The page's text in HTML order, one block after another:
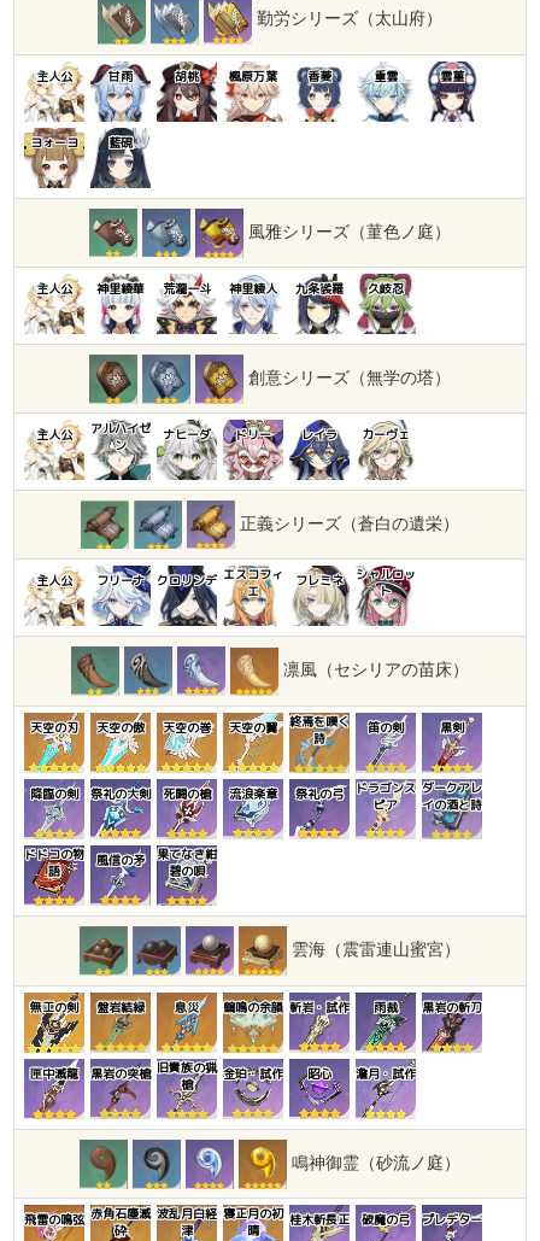
勤労シリーズ（太山府）
主人公 甘雨 胡桃 楓原万葉 香菱 重雲 雲菫
ヨォーヨ 藍硯
風雅シリーズ（菫色ノ庭）
主人公 神里綾華 荒瀧一斗 神里綾人 九条裟羅 久岐忍
創意シリーズ（無学の塔）
主人公
アルハイゼ
ン
ナヒーダ ドリー レイラ カーヴェ
正義シリーズ（蒼白の遺栄）
主人公 フリーナ クロリンデ エスコフィ
エ
フレミネ
シャルロッ
ト
凛風（セシリアの苗床）
天空の刃 天空の傲 天空の巻 天空の翼
終焉を嘆く
詩
笛の剣 黒剣
降臨の剣 祭礼の大剣 死闘の槍 流浪楽章 祭礼の弓
ドラゴンス
ピア
ダークアレ
イの酒と詩
ドドコの物
語
風信の矛
果てなき紺
碧の唄
雲海（震雷連山蜜宮）
無工の剣 盤岩結緑 息災 鶴鳴の余韻 斬岩・試作 雨裁 黒岩の斬刀
匣中滅龍 黒岩の突槍 旧貴族の猟
槍
金珀・試作 昭心 澹月・試作
鳴神御霊（砂流ノ庭）
飛雷の鳴弦 赤角石塵滅
砕
波乱月白経
津
寝正月の初
晴
桂木斬長正 破魔の弓 プレデター